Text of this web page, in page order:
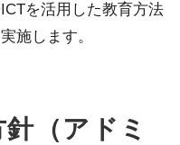
を活用した教育方法
施します。
（アドミ